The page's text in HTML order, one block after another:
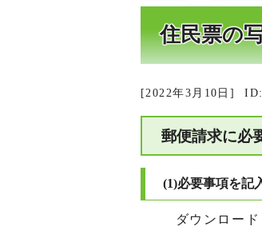
住民票の
[2022年3月10日]
郵便請求に必
(1)必要事項を記
ダウンロード